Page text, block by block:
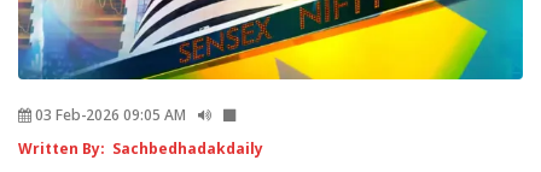
03 Feb-2026 09:05 AM
Written By: Sachbedhadakdaily